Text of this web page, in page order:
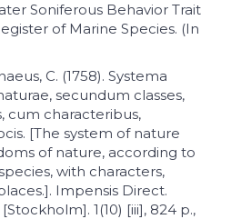
Soniferous Behavior Trait
of Marine Species. (In
C. (1758). Systema
secundum classes,
cum characteribus,
[The system of nature
of nature, according to
with characters,
Impensis Direct.
1(10) [iii], 824 p.,